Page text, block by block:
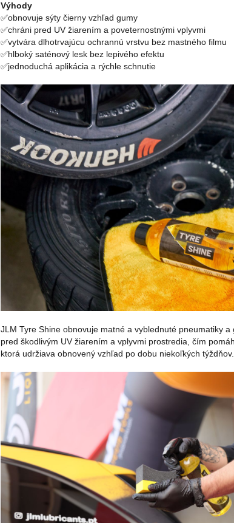
Výhody
✅obnovuje sýty čierny vzhľad gumy
✅chráni pred UV žiarením a poveternostnými vplyvmi
✅vytvára dlhotrvajúcu ochrannú vrstvu bez mastného filmu
✅hlboký saténový lesk bez lepivého efektu
✅jednoduchá aplikácia a rýchle schnutie
JLM Tyre Shine obnovuje matné a vyblednuté pneumatiky
pred škodlivým UV žiarením a vplyvmi prostredia, čím
ktorá udržiava obnovený vzhľad po dobu niekoľkých týždňov.